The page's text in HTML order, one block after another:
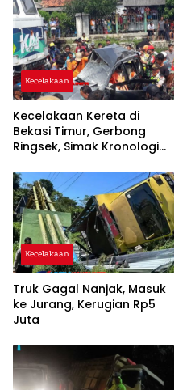
Kecelakaan
Kecelakaan Kereta di
Bekasi Timur, Gerbong
Ringsek, Simak Kronologi
Kecelakaan
Truk Gagal Nanjak, Masuk
ke Jurang, Kerugian Rp5
Juta